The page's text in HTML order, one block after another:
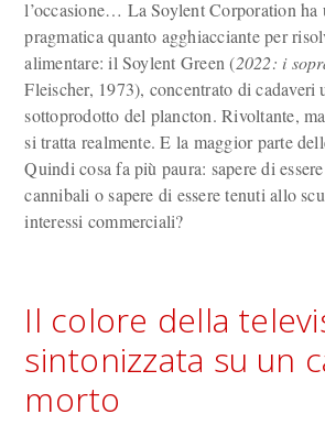
l’occasione… La Soylent Corporation ha
pragmatica quanto agghiacciante per
alimentare: il Soylent Green (2022: i
Fleischer, 1973), concentrato di cadaveri
sottoprodotto del plancton. Rivoltante,
si tratta realmente. E la maggior parte
Quindi cosa fa più paura: sapere di
cannibali o sapere di essere tenuti allo
interessi commerciali?
Il colore della
sintonizzata su un
morto